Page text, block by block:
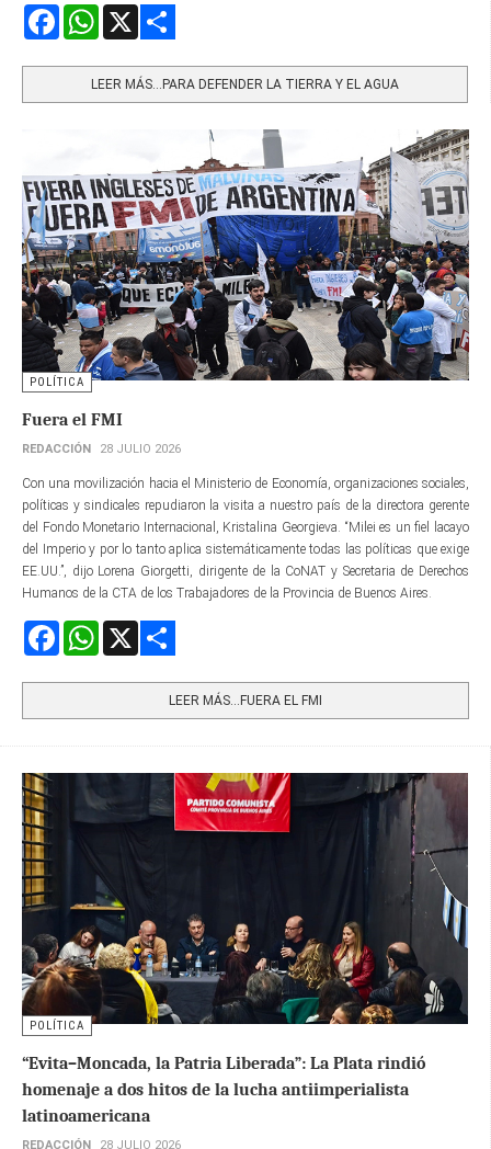
FacebookWhatsApp
LEER MÁS…PARA DEFENDER LA TIERRA Y EL AGUA
POLÍTICA
Fuera el FMI
REDACCIÓN 28 JULIO 2026
Con una movilización hacia el Ministerio de Economía, organizaciones sociales,
políticas y sindicales repudiaron la visita a nuestro país de la directora gerente​
del Fondo Monetario Internacional, Kristalina Georgieva. “Milei es un fiel lacayo
del Imperio y por lo tanto aplica sistemáticamente todas las políticas que exige
EE.UU.”, dijo Lorena Giorgetti, dirigente de la CoNAT y Secretaria de Derechos
Humanos de la CTA de los Trabajadores de la Provincia de Buenos Aires.
FacebookWhatsApp
LEER MÁS…FUERA EL FMI
POLÍTICA
“Evita–Moncada, la Patria Liberada”: La Plata rindió
homenaje a dos hitos de la lucha antiimperialista
latinoamericana
REDACCIÓN 28 JULIO 2026